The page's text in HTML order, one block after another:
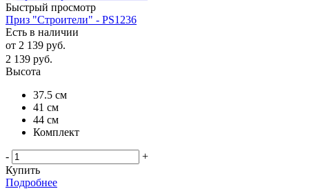
Быстрый просмотр
Приз "Строители" - PS1236
Есть в наличии
от 2 139 руб.
2 139 руб.
Высота
37.5 см
41 см
44 см
Комплект
-
+
Купить
Подробнее